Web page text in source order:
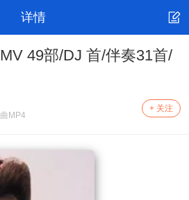
详情
49部/DJ 首/伴奏31首/
MP4
+ 关注